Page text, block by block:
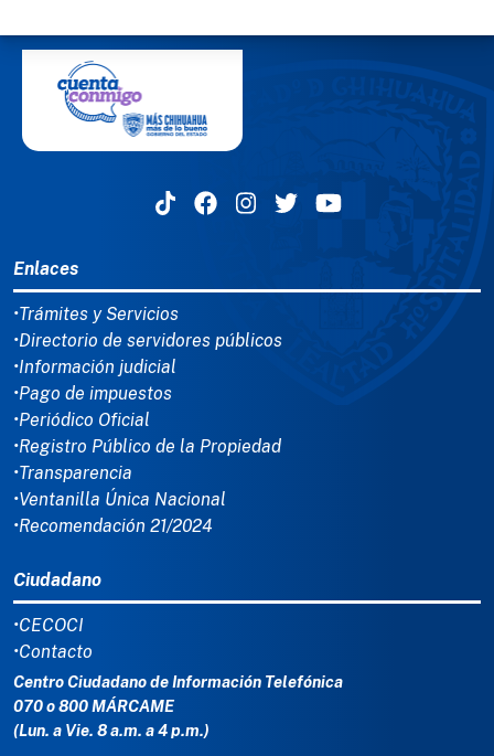
Enlaces
•Trámites y Servicios
•Directorio de servidores públicos
•Información judicial
•Pago de impuestos
•Periódico Oficial
•Registro Público de la Propiedad
•Transparencia
•Ventanilla Única Nacional
•Recomendación 21/2024
Ciudadano
•CECOCI
•Contacto
Centro Ciudadano de Información Telefónica
070 o 800 MÁRCAME
(Lun. a Vie. 8 a.m. a 4 p.m.)